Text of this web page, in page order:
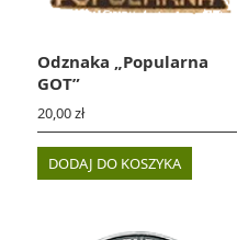
Odznaka „Popularna
GOT”
20,00zł
DODAJ DO KOSZYKA